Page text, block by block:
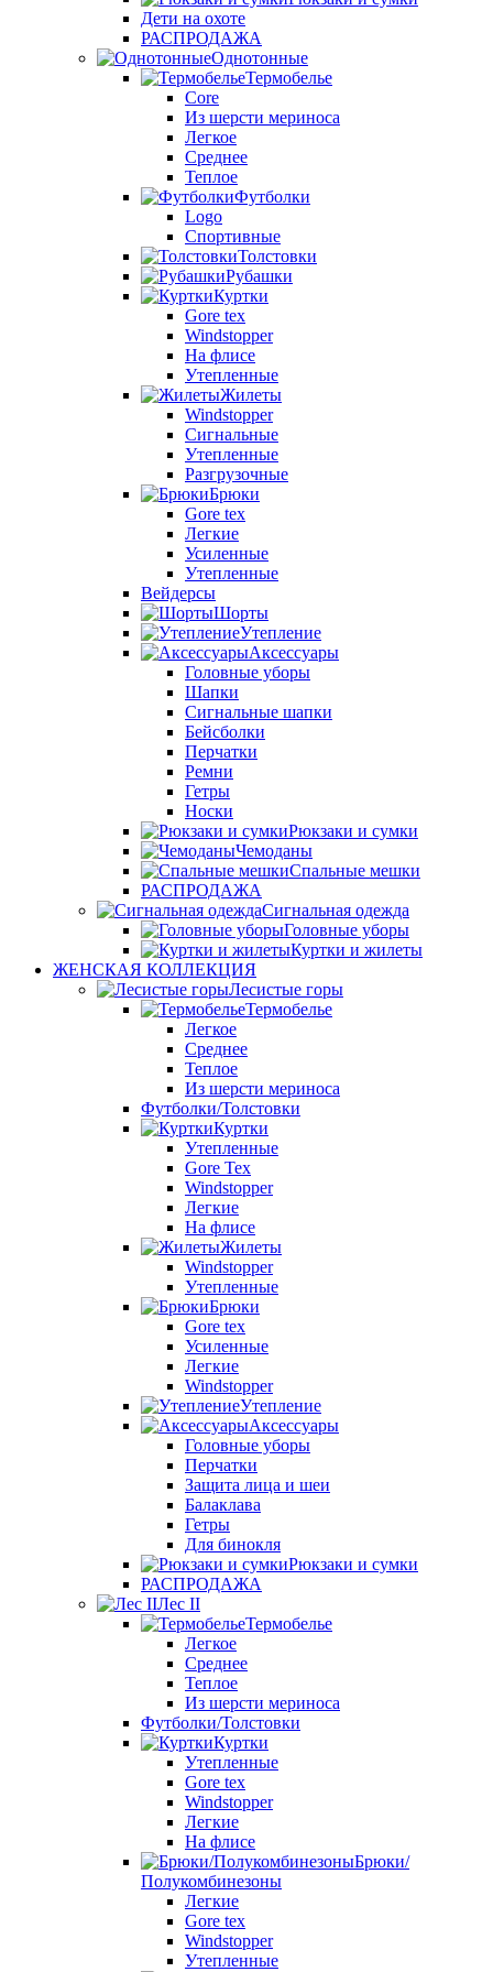
Дети на охоте
РАСПРОДАЖА
Однотонные
Термобелье
Core
Из шерсти мериноса
Легкое
Среднее
Теплое
Футболки
Logo
Спортивные
Толстовки
Рубашки
Куртки
Gore tex
Windstopper
На флисе
Утепленные
Жилеты
Windstopper
Сигнальные
Утепленные
Разгрузочные
Брюки
Gore tex
Легкие
Усиленные
Утепленные
Вейдерсы
Шорты
Утепление
Аксессуары
Головные уборы
Шапки
Сигнальные шапки
Бейсболки
Перчатки
Ремни
Гетры
Носки
Рюкзаки и сумки
Чемоданы
Спальные мешки
РАСПРОДАЖА
Сигнальная одежда
Головные уборы
Куртки и жилеты
ЖЕНСКАЯ КОЛЛЕКЦИЯ
Лесистые горы
Термобелье
Легкое
Среднее
Теплое
Из шерсти мериноса
Футболки/Толстовки
Куртки
Утепленные
Gore Tex
Windstopper
Легкие
На флисе
Жилеты
Windstopper
Утепленные
Брюки
Gore tex
Усиленные
Легкие
Windstopper
Утепление
Аксессуары
Головные уборы
Перчатки
Защита лица и шеи
Балаклава
Гетры
Для бинокля
Рюкзаки и сумки
РАСПРОДАЖА
Лес II
Термобелье
Легкое
Среднее
Теплое
Из шерсти мериноса
Футболки/Толстовки
Куртки
Утепленные
Gore tex
Windstopper
Легкие
На флисе
Брюки/
Полукомбинезоны
Легкие
Gore tex
Windstopper
Утепленные